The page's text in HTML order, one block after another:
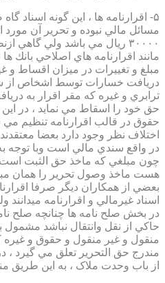
۵- اقرارنامه ها ، اين گونه اسناد
مسائل مالي نبوده و تحرير آن مورد
۳۰۰۰۰ ريال مي باشد ولي
مانند اقرارنامه هاي اصلاحي بانك
مبلغ و تغييرات در ميزان اقساط و
دريافت خسارات توسط اشخاص از
ترابري و غيره كه مقر اقرار به
حق خود را اسقاط مي نمايد ، در
حقوق در قالب اقرارنامه تنظيم مي
اختلاف نظر وجود دارد بعضا معتقدند
در واقع سندي مالي است وبا توجه
چون مبلغي كه ماخذ حق الثبت
هست ماخذ وصول تحرير را همان
بعضي از همكاران ديگر صرفا
اسناد غيرمالي و اقرارنامه
در بخش صلح نامه ها چنانچه صلح
حاكي از نقل وانتقال نباشد مشمول
منقول و غير منقول و حقوق و
مندرج حق التحرير تعلق مي گيرد ،
از باب وحدت ملاک ، به این طریق